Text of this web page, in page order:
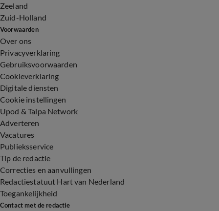
Zeeland
Zuid-Holland
Voorwaarden
Over ons
Privacyverklaring
Gebruiksvoorwaarden
Cookieverklaring
Digitale diensten
Cookie instellingen
Upod & Talpa Network
Adverteren
Vacatures
Publieksservice
Tip de redactie
Correcties en aanvullingen
Redactiestatuut Hart van Nederland
Toegankelijkheid
Contact met de redactie